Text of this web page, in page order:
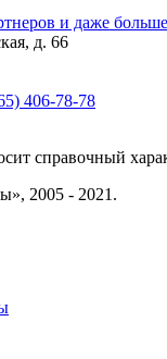
и даже
д. 66
406-78-78
справочный
2005 - 2021.